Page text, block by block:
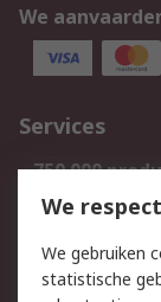
We
Services
750.000
Bestellen
Track &
We
We gebruiken
statistische